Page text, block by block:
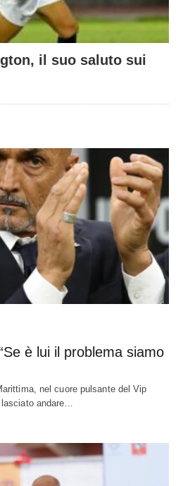
il suo saluto sui
è lui il problema siamo
nel cuore pulsante del Vip
andare…